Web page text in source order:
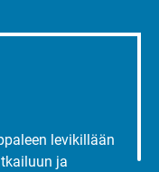
levikillään
ja